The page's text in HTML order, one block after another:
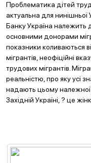
Проблематика дітей
актуальна для нинішньої
Банку Україна належить
основними донорами
показники коливаються
мігрантів, неофіційні
трудових мігрантів.
реальністю, про яку усі
надають цьому належної
Західній Україні, ? це